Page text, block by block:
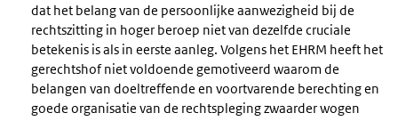
dat het belang van de persoonlijke aanwezigheid bij de
rechtszitting in hoger beroep niet van dezelfde cruciale
betekenis is als in eerste aanleg. Volgens het EHRM heeft het
gerechtshof niet voldoende gemotiveerd waarom de
belangen van doeltreffende en voortvarende berechting en
goede organisatie van de rechtspleging zwaarder wogen